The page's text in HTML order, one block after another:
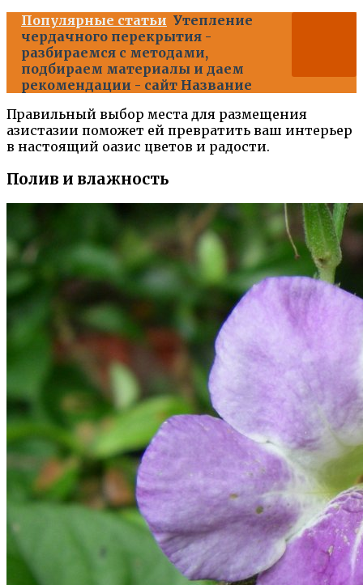
Популярные статьи Утепление
чердачного перекрытия -
разбираемся с методами,
подбираем материалы и даем
рекомендации - сайт Название
Правильный выбор места для размещения
азистазии поможет ей превратить ваш интерьер
в настоящий оазис цветов и радости.
Полив и влажность